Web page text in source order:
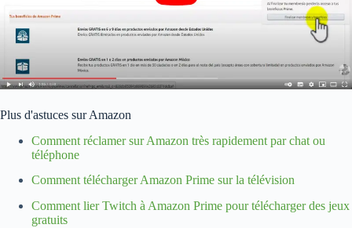
Plus d'astuces sur Amazon
Comment réclamer sur Amazon très rapidement par chat ou
téléphone
Comment télécharger Amazon Prime sur la télévision
Comment lier Twitch à Amazon Prime pour télécharger des jeux
gratuits